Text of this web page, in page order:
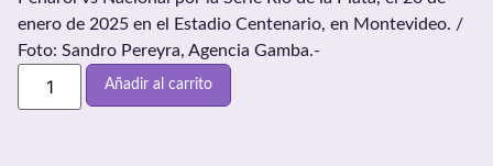
enero de 2025 en el Estadio Centenario, en Montevideo. /
Foto: Sandro Pereyra, Agencia Gamba.-
Añadir al carrito